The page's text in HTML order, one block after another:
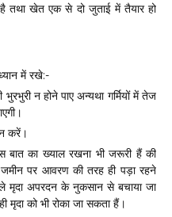
तथा खेत एक से दो जुताई में तैयार हो
में रखे:-
न होने पाए अन्यथा गर्मियों में तेज
न करें।
बात का ख्याल रखना भी जरूरी हैं की
पर आवरण की तरह ही पड़ा रहने
मृदा अपरदन के नुकसान से बचाया जा
मृदा को भी रोका जा सकता हैं।